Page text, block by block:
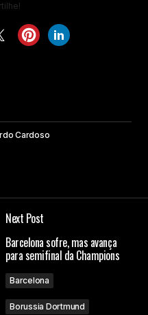
Cardoso
Next Post
Barcelona sofre, mas avança
para semifinal da Champions
Barcelona
Borussia Dortmund